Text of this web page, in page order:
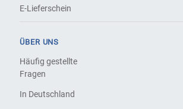
E-Lieferschein
ÜBER UNS
Häufig gestellte
Fragen
In Deutschland